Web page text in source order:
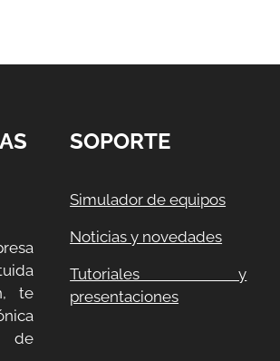
te
de
SOPORTE
Simulador de equipos
Noticias y novedades
Tutoriales y
presentaciones